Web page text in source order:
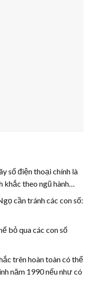
số điện thoại chính là
khắc theo ngũ hành…
cần tránh các con số:
bỏ qua các con số
trên hoàn toàn có thể
năm 1990 nếu như có